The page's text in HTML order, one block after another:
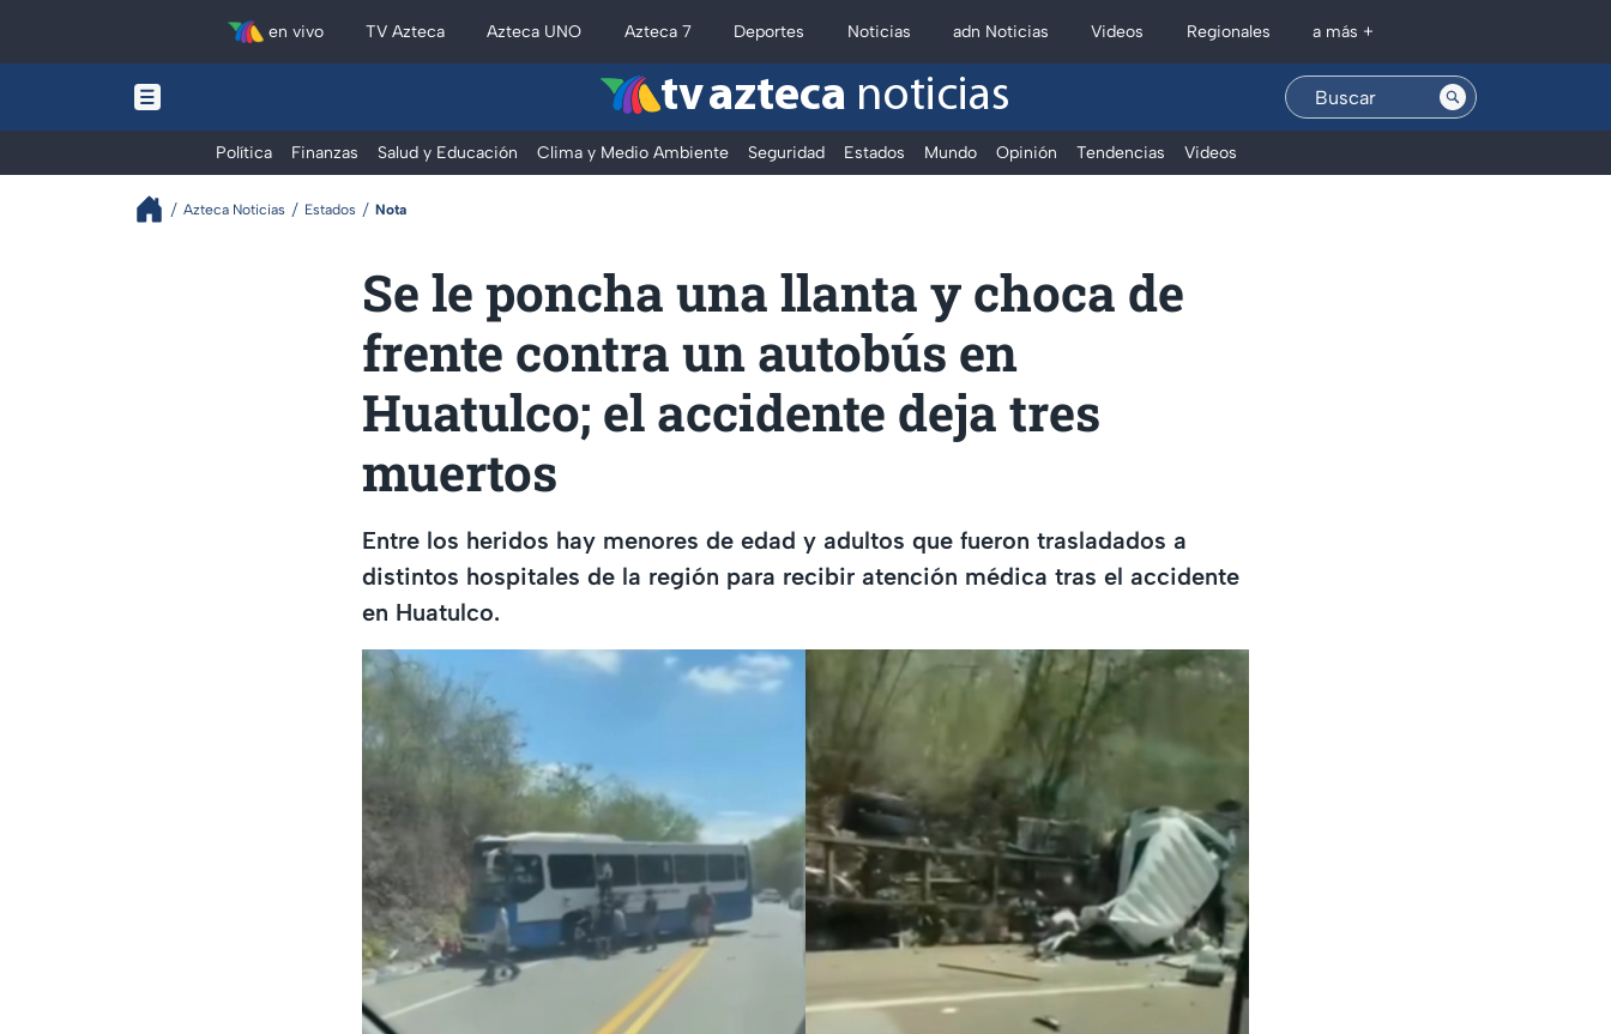
en vivo TV Azteca Azteca UNO Azteca 7 Deportes Noticias adn Noticias Videos Regionales a más +
tv azteca noticias
Política Finanzas Salud y Educación Clima y Medio Ambiente Seguridad Estados Mundo Opinión Tendencias Videos
Azteca Noticias Estados Nota
Se le poncha una llanta y choca de
frente contra un autobús en
Huatulco; el accidente deja tres
muertos
Entre los heridos hay menores de edad y adultos que fueron trasladados a
distintos hospitales de la región para recibir atención médica tras el accidente
en Huatulco.